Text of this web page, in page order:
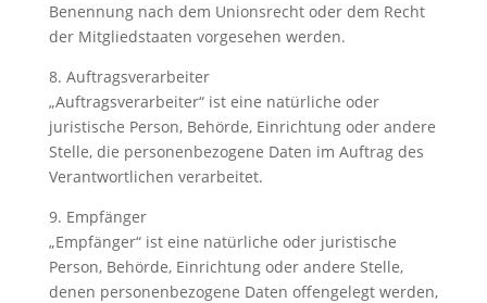
Benennung nach dem Unionsrecht oder dem Recht
der Mitgliedstaaten vorgesehen werden.
8. Auftragsverarbeiter
„Auftragsverarbeiter“ ist eine natürliche oder
juristische Person, Behörde, Einrichtung oder andere
Stelle, die personenbezogene Daten im Auftrag des
Verantwortlichen verarbeitet.
9. Empfänger
„Empfänger“ ist eine natürliche oder juristische
Person, Behörde, Einrichtung oder andere Stelle,
denen personenbezogene Daten offengelegt werden,